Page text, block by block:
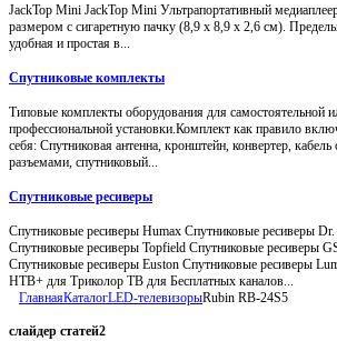
JackTop Mini JackTop Mini Ультрапортативный
размером с сигаретную пачку (8,9 x 8,9 x 2,6 см).
удобная и простая в...
Спутниковые комплекты
Типовые комплекты оборудования для самостоятельной
профессиональной установки.Комплект как правило
себя: Спутниковая антенна, кронштейн, конвертер, кабель
разъемами, спутниковый...
Спутниковые ресиверы
Спутниковые ресиверы Humax Спутниковые ресиверы
Спутниковые ресиверы Topfield Спутниковые ресиверы
Спутниковые ресиверы Euston Спутниковые ресиверы
НТВ+ для Триколор ТВ для Бесплатных каналов...
ГлавнаяКаталогLED-телевизорыRubin RB-24S5
слайдер статей2